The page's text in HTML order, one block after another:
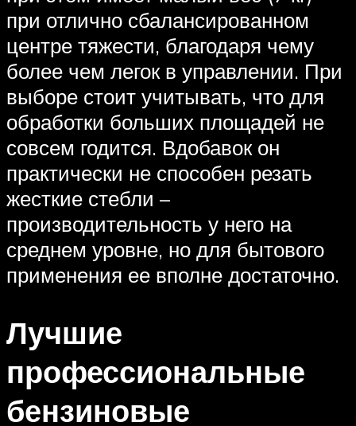
при отлично сбалансированном
центре тяжести, благодаря чему
более чем легок в управлении. При
выборе стоит учитывать, что для
обработки больших площадей не
совсем годится. Вдобавок он
практически не способен резать
жесткие стебли –
производительность у него на
среднем уровне, но для бытового
применения ее вполне достаточно.
Лучшие
профессиональные
бензиновые